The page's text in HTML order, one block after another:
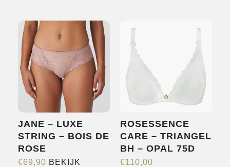
JANE – LUXE
STRING – BOIS DE
ROSE
€69,90 BEKIJK
ROSESSENCE
CARE – TRIANGEL
BH – OPAL 75D
€110,00